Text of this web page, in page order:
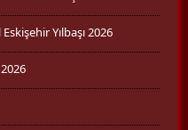
Yılbaşı 2026